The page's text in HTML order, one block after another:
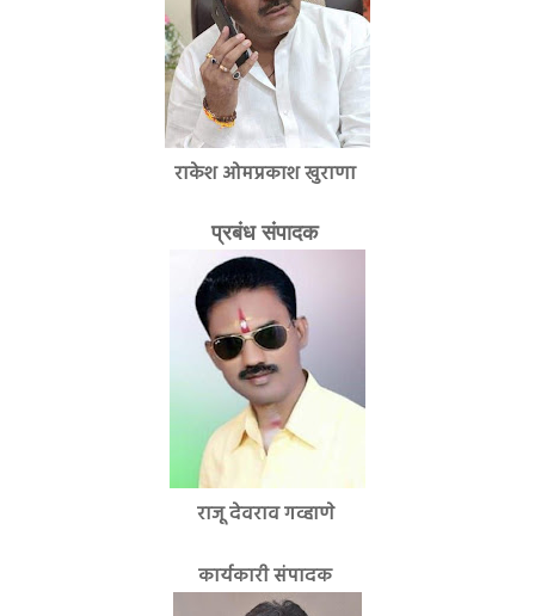
राकेश ओमप्रकाश खुराणा
प्रबंध संपादक
राजू देवराव गव्हाणे
कार्यकारी संपादक